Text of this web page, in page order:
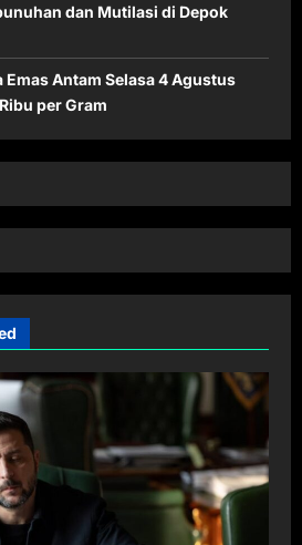
dan Mutilasi di Depok
Emas Antam Selasa 4 Agustus
per Gram